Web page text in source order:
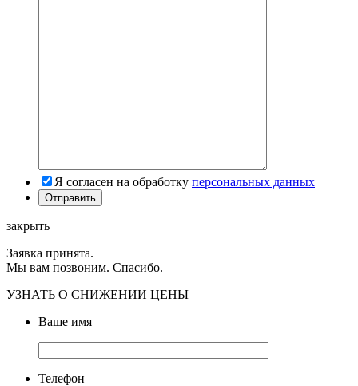
Я согласен на обработку персональных данных
закрыть
Заявка принята.
Мы вам позвоним. Спасибо.
УЗНАТЬ О СНИЖЕНИИ ЦЕНЫ
Ваше имя
Телефон